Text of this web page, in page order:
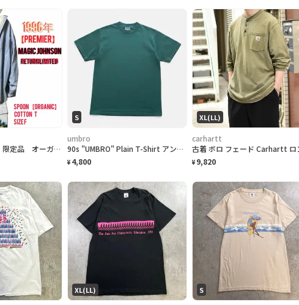
96年 プレミア 限定品 オーガニックコットン M.ジョンソン復帰記念 T. F
S
umbro
90s "UMBRO" Plain T-Shirt アンブロ 無地Tシャツ [S]
¥ 4,800
XL(LL)
carhartt
¥ 9,820
XL(LL) S